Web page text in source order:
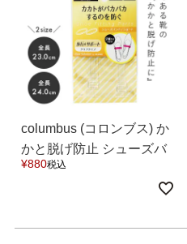
columbus (コロンブス) か
かと脱げ防止 シューズバ
ンド メール便送料0円
【試着チケット対象外】
¥880税込